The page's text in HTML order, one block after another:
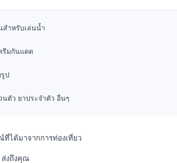
สำหรับเล่นน้ำ
รีมกันแดด
ป
นตัว ยาประจำตัว อื่นๆ
ที่ได้มาจากการท่องเที่ยว
ส่งถึงคุณ